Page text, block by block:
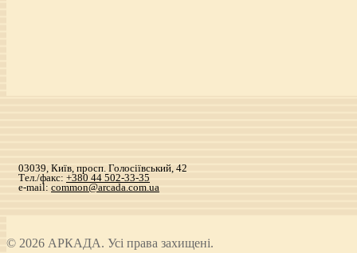
03039, Київ, просп. Голосіївський, 42
Тел./факс: +380 44 502-33-35
e-mail: common@arcada.com.ua
© 2026 АРКАДА. Усі права захищені.